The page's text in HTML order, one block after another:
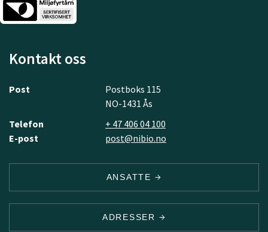
Kontakt oss
Post
Postboks 115
NO-1431 Ås
Telefon
+ 47 406 04 100
E-post
post@nibio.no
ANSATTE
ADRESSER